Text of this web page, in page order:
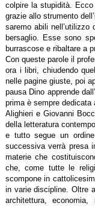
colpire la stupidità.
grazie allo strumento
saremo abili nell’utilizzo
bersaglio. Esse sono
burrascose e ribaltare a
Con queste parole il
ora i libri, chiudendo
nelle pagine giuste, poi
pausa Dino apprende
prima è sempre dedicata
Alighieri e Giovanni
della letteratura
e tutto segue un
successiva verrà presa
materie che
che, come tutte le
scompone in
in varie discipline. Oltre
architettura,